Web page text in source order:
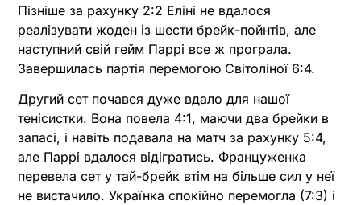
Пізніше за рахунку 2:2 Еліні не вдалося
реалізувати жоден із шести брейк-пойнтів, але
наступний свій гейм Паррі все ж програла.
Завершилась партія перемогою Світоліної 6:4.
Другий сет почався дуже вдало для нашої
тенісистки. Вона повела 4:1, маючи два брейки в
запасі, і навіть подавала на матч за рахунку 5:4,
але Паррі вдалося відігратись. Француженка
перевела сет у тай-брейк втім на більше сил у неї
не вистачило. Українка спокійно перемогла (7:3) і